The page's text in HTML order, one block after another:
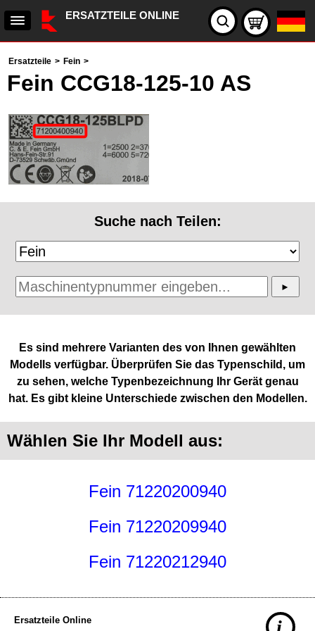
ERSATZTEILE ONLINE
Ersatzteile > Fein >
Fein CCG18-125-10 AS
Suche nach Teilen:
Es sind mehrere Varianten des von Ihnen gewählten
Modells verfügbar. Überprüfen Sie das Typenschild, um
zu sehen, welche Typenbezeichnung Ihr Gerät genau
hat. Es gibt kleine Unterschiede zwischen den Modellen.
Wählen Sie Ihr Modell aus:
Fein 71220200940
Fein 71220209940
Fein 71220212940
Ersatzteile Online